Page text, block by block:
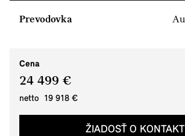
Prevodovka
Cena
24 499 €
netto 19 918 €
ŽIADOSŤ O KONTAKT